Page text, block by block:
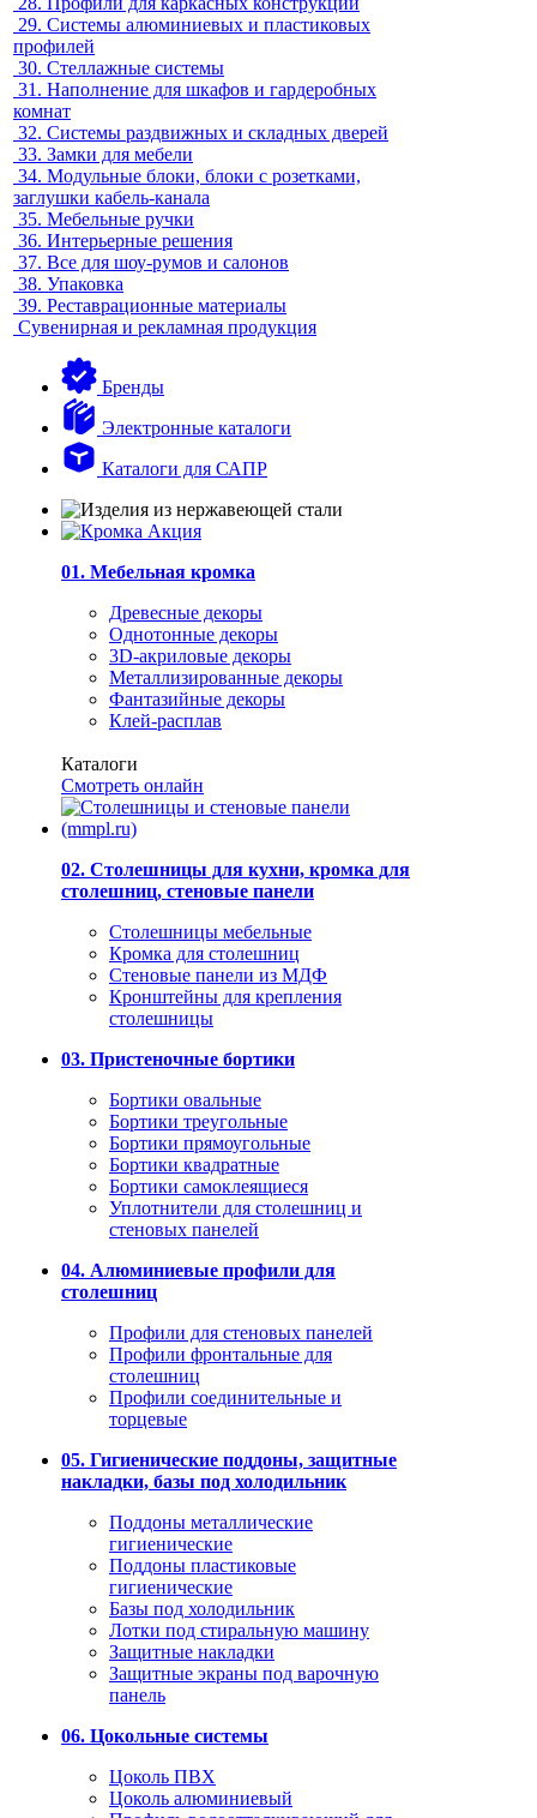
29. Системы алюминиевых и пластиковых
профилей
30. Стеллажные системы
31. Наполнение для шкафов и гардеробных
комнат
32. Системы раздвижных и складных дверей
33. Замки для мебели
34. Модульные блоки, блоки с розетками,
заглушки кабель-канала
35. Мебельные ручки
36. Интерьерные решения
37. Все для шоу-румов и салонов
38. Упаковка
39. Реставрационные материалы
Сувенирная и рекламная продукция
Бренды
Электронные каталоги
Каталоги для САПР
01. Мебельная кромка
Древесные декоры
Однотонные декоры
3D-акриловые декоры
Металлизированные декоры
Фантазийные декоры
Клей-расплав
Каталоги
Смотреть онлайн
02. Столешницы для кухни, кромка для
столешниц, стеновые панели
Столешницы мебельные
Кромка для столешниц
Стеновые панели из МДФ
Кронштейны для крепления
столешницы
03. Пристеночные бортики
Бортики овальные
Бортики треугольные
Бортики прямоугольные
Бортики квадратные
Бортики самоклеящиеся
Уплотнители для столешниц и
стеновых панелей
04. Алюминиевые профили для
столешниц
Профили для стеновых панелей
Профили фронтальные для
столешниц
Профили соединительные и
торцевые
05. Гигиенические поддоны, защитные
накладки, базы под холодильник
Поддоны металлические
гигиенические
Поддоны пластиковые
гигиенические
Базы под холодильник
Лотки под стиральную машину
Защитные накладки
Защитные экраны под варочную
панель
06. Цокольные системы
Цоколь ПВХ
Цоколь алюминиевый